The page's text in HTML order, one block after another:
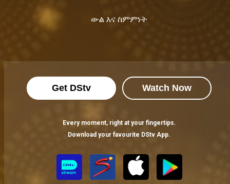
ውል እና ስምምነት
Get DStv Watch Now
Every moment, right at your fingertips.
Download your favourite DStv App.